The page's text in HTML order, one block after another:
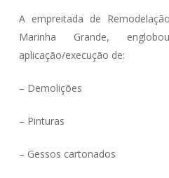
A empreitada de
Marinha Grande,
aplicação/execução de:
– Demolições
– Pinturas
– Gessos cartonados